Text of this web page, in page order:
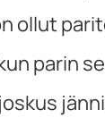
ollut
parin